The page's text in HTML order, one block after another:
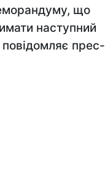
що
наступний
прес-